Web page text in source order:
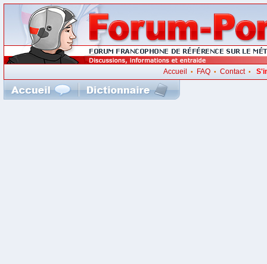
Accueil • FAQ• Contact•